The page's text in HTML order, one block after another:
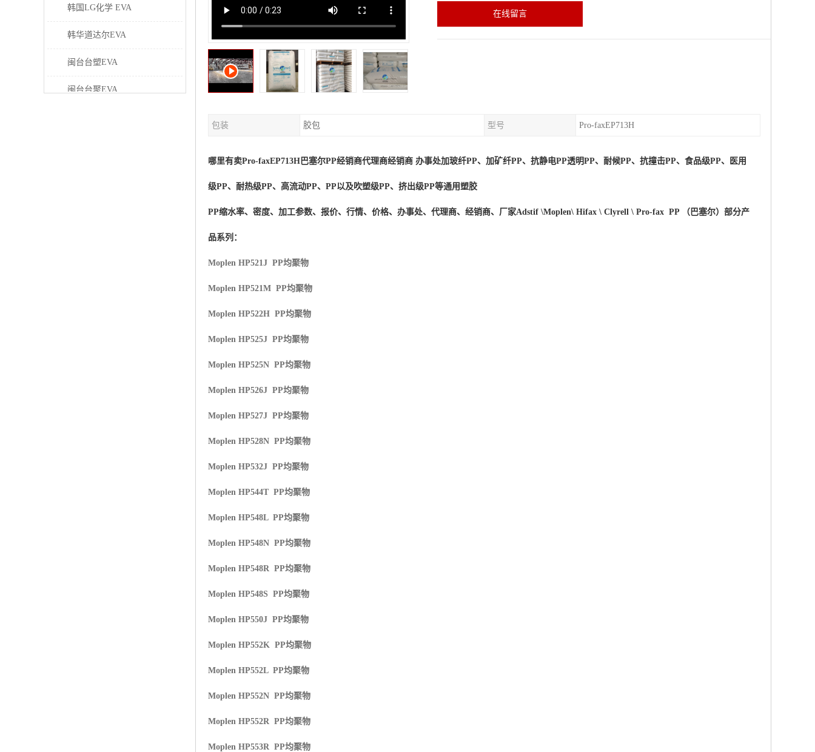
韩国LG化学 EVA
韩华道达尔EVA
闽台台塑EVA
闽台台聚EVA
在线留言
包装 胶包 型号 Pro-faxEP713H
哪里有卖Pro-faxEP713H 巴塞尔PP经销商代理商经销商 办事处加玻纤PP、加矿纤PP、抗静电PP透明PP、耐候PP、抗撞击PP、食品级PP、医用
级PP、耐热级PP、高流动PP、PP以及吹塑级PP、挤出级PP等通用塑胶
PP缩水率、密度、加工参数、报价、行情、价格、办事处、代理商、经销商、厂家Adstif \Moplen\ Hifax \ Clyrell \ Pro-fax PP （巴塞尔）部分产
品系列：
Moplen HP521J PP均聚物
Moplen HP521M PP均聚物
Moplen HP522H PP均聚物
Moplen HP525J PP均聚物
Moplen HP525N PP均聚物
Moplen HP526J PP均聚物
Moplen HP527J PP均聚物
Moplen HP528N PP均聚物
Moplen HP532J PP均聚物
Moplen HP544T PP均聚物
Moplen HP548L PP均聚物
Moplen HP548N PP均聚物
Moplen HP548R PP均聚物
Moplen HP548S PP均聚物
Moplen HP550J PP均聚物
Moplen HP552K PP均聚物
Moplen HP552L PP均聚物
Moplen HP552N PP均聚物
Moplen HP552R PP均聚物
Moplen HP553R PP均聚物